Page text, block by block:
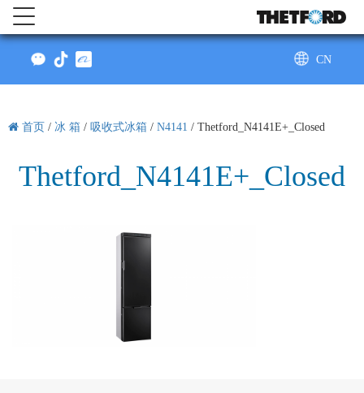
CN
首页 / 冰 箱 / 吸收式冰箱 / N4141 / Thetford_N4141E+_Closed
Thetford_N4141E+_Closed